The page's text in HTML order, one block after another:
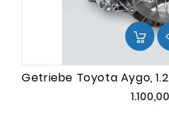
Getriebe Toyota Aygo,